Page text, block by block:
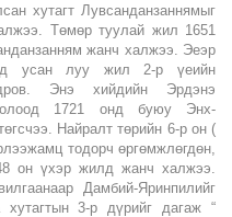
хутагт Лувсанданзаннямыг
Төмөр туулай жил 1651
жанч халжээ. Эеэр
д усан луу жил 2-р үеийн
Энэ хийдийн Эрдэнэ
1721 онд буюу Энх-
Найралт төрийн 6-р он (
тодорч өргөмжлөгдөн,
он үхэр жилд жанч халжээ.
Дамбий-Яринпилийг
3-р дүрийг дагаж “